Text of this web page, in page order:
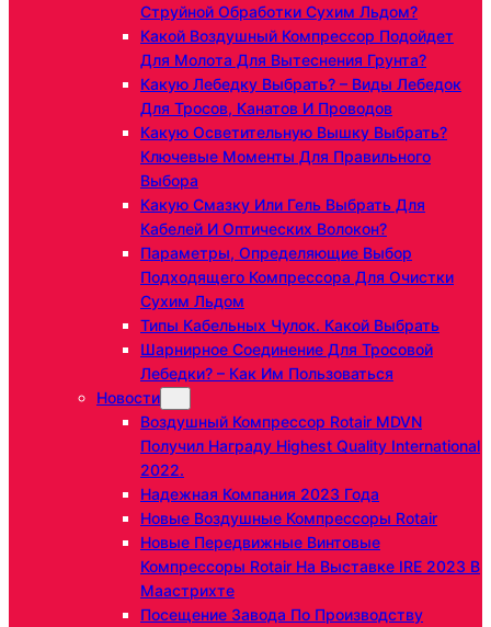
Струйной Обработки Сухим Льдом?
Какой Воздушный Компрессор Подойдет
Для Молота Для Вытеснения Грунта?
Какую Лебедку Выбрать? – Виды Лебедок
Для Тросов, Канатов И Проводов
Какую Осветительную Вышку Выбрать?
Ключевые Моменты Для Правильного
Выбора
Какую Смазку Или Гель Выбрать Для
Кабелей И Оптических Волокон?
Параметры, Определяющие Выбор
Подходящего Компрессора Для Очистки
Сухим Льдом
Типы Кабельных Чулок. Какой Выбрать
Шарнирное Соединение Для Тросовой
Лебедки? – Как Им Пользоваться
Новости
Воздушный Компрессор Rotair MDVN
Получил Награду Highest Quality International
2022.
Надежная Компания 2023 Года
Новые Воздушные Компрессоры Rotair
Новые Передвижные Винтовые
Компрессоры Rotair На Выставке IRE 2023 В
Маастрихте
Посещение Завода По Производству